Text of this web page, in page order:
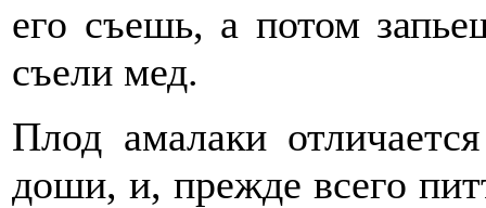
его съешь, а потом
съели мед.
Плод амалаки
доши, и, прежде всего